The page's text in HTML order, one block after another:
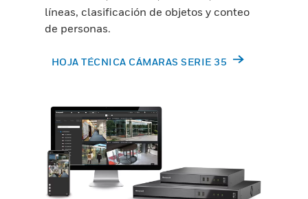
líneas, clasificación de objetos y conteo
de personas.
HOJA TÉCNICA CÁMARAS SERIE 35